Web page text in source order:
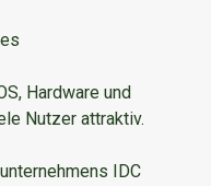
Hardware und
Nutzer attraktiv.
IDC